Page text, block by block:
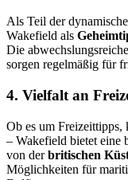
Als Teil der
Wakefield als
Die
sorgen regelmäßig für
4. Vielfalt an
Ob es um Freizeittipps,
– Wakefield bietet eine
von derbritischen
Möglichkeiten für